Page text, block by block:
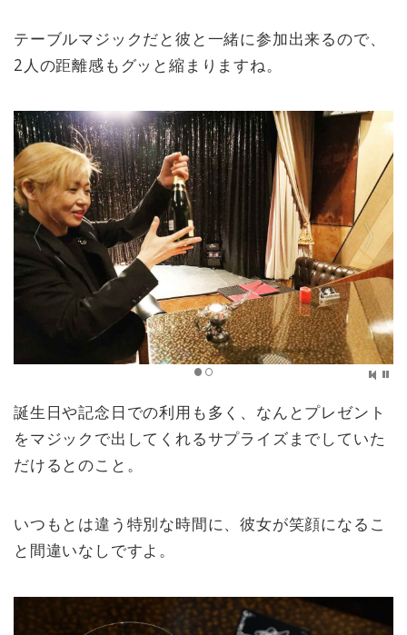
テーブルマジックだと彼と一緒に参加出来るので、
2人の距離感もグッと縮まりますね。
誕生日や記念日での利用も多く、なんとプレゼント
をマジックで出してくれるサプライズまでしていた
だけるとのこと。
いつもとは違う特別な時間に、彼女が笑顔になるこ
と間違いなしですよ。